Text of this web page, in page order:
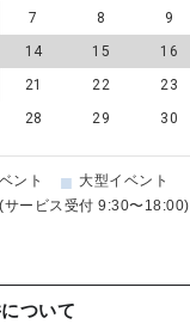
7 8 9
14 15 16
21 22 23
28 29 30
ント ■ 大型イベント
ービス受付 9:30〜18:00)
ついて